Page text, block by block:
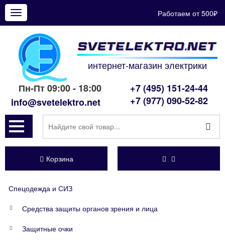
Показать
меню
Работаем от 500₽
интернет-магазин электрики
Пн-Пт 09:00 - 18:00
info@svetelektro.net
+7 (495) 151-24-44
+7 (977) 090-52-82
Корзина
Спецодежда и СИЗ
Средства защиты органов зрения и лица
Защитные очки